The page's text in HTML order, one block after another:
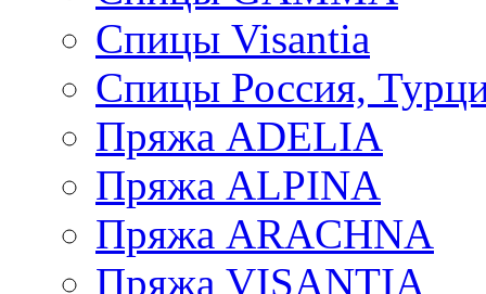
Спицы Visantia
Спицы Россия,
Пряжа ADELIA
Пряжа ALPINA
Пряжа ARACHNA
Пряжа VISANTIA